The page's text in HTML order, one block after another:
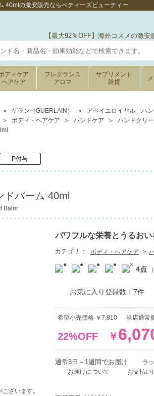
の激安販売ならベティーズビューティー
【最大92％OFF】海外コスメの激安
ディケア
ヘアケア
フレグランス
アロマ
サプリメント
雑貨
ゲラン（GUERLAIN）
アベイユロイヤル ハン
ボディ・ヘアケア ハンドケア
ハンドクリ
P付与
バーム 40ml
Balm
ざいます。
パワフルな栄養とうるお
カテゴリ ： ボディ・ヘアケア
4点
お気に入り登録数：7件
希望小売価格 ￥7,810 当店通常
22%OFF ￥
通常3日～1週間でお届け
ラ
お届けについて
お支払い